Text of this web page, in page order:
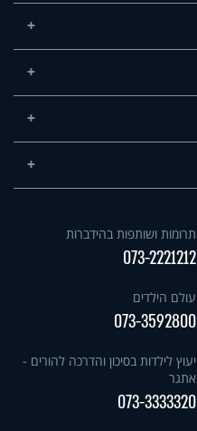
תרומות ושותפות בהידברות
073-2221212
עולם הילדים
073-3592800
יעוץ לילדות בסיכון והדרכה להורים -
אתגר
073-3333320